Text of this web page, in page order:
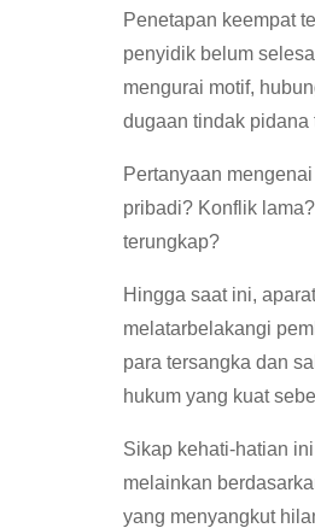
Penetapan keempat
penyidik belum
mengurai motif,
dugaan tindak pidana
Pertanyaan
pribadi? Konflik
terungkap?
Hingga saat ini,
melatarbelakangi
para tersangka dan
hukum yang kuat
Sikap kehati-hatian
melainkan
yang menyangkut